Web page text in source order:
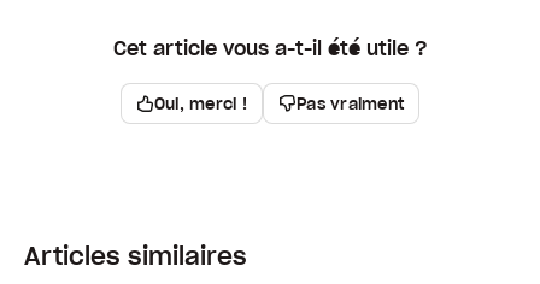
Cet article vous a-t-il été utile ?
Oui, merci ! Pas vraiment
Articles similaires